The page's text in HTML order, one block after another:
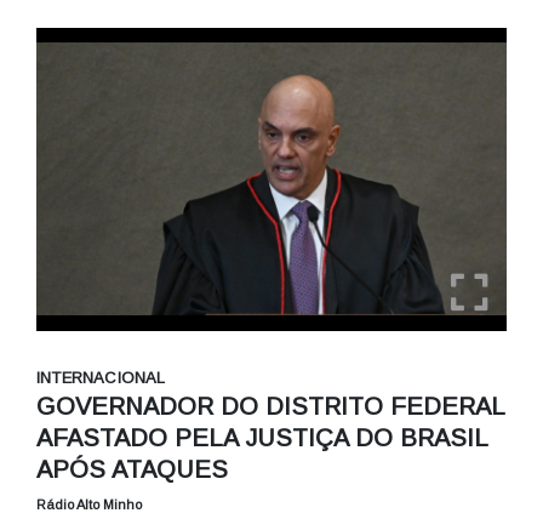
INTERNACIONAL
GOVERNADOR DO DISTRITO FEDERAL
AFASTADO PELA JUSTIÇA DO BRASIL
APÓS ATAQUES
Rádio Alto Minho